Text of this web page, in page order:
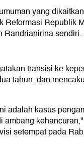
yang
Reformasi Republik
Randrianirina sendiri.
transisi ke
tahun, dan
adalah kasus
ambang
setempat pada